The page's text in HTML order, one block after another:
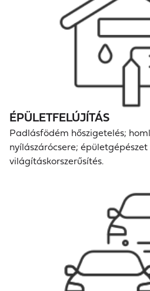
Hivatal
auditori
névjegyz
ékében
szereplő
ő
szerveze
tek
ÉPÜLETFELÚJÍTÁS
Padlásfödém hőszigetelés;
nyílászárócsere; épületgépészet
világításkorszerűsítés.